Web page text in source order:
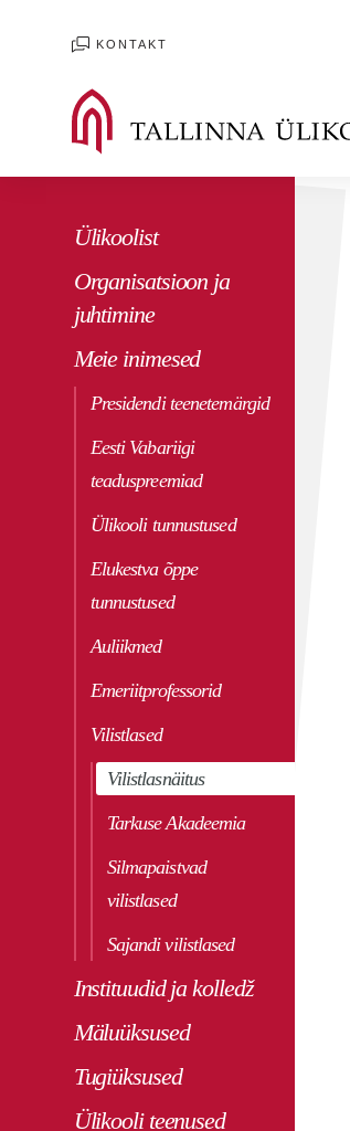
KONTAKT
Ülikoolist
Organisatsioon ja
juhtimine
Meie inimesed
Presidendi teenetemärgid
Eesti Vabariigi
teaduspreemiad
Ülikooli tunnustused
Elukestva õppe
tunnustused
Auliikmed
Emeriitprofessorid
Vilistlased
Vilistlasnäitus
Tarkuse Akadeemia
Silmapaistvad
vilistlased
Sajandi vilistlased
Instituudid ja kolledž
Mäluüksused
Tugiüksused
Ülikooli teenused